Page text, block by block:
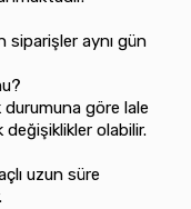
siparişler aynı gün
göre lale
değişiklikler olabilir.
uzun süre